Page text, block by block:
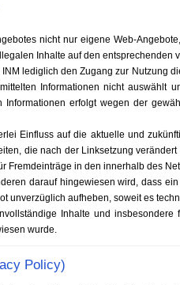
nicht nur eigene Web-
Inhalte auf den
lediglich den Zugang zur Nutzung
Informationen nicht auswählt
Informationen erfolgt wegen der
Einfluss auf die aktuelle und
die nach der Linksetzung
Fremdeinträge in den innerhalb des
darauf hingewiesen wird, dass
unverzüglich aufheben, soweit es
Inhalte und
wurde.
Policy)